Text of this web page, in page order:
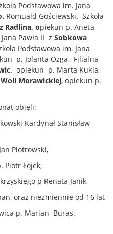
Podstawowa im. Jana
Romuald Gościewski, Szkoła
z Radlina, opiekun p. Aneta
Pawła II z Sobkowa
Podstawowa im. Jana
p. Jolanta Ozga, Filialna
opiekun p. Marta Kukla,
Woli Morawickiej, opiekun p.
objęli:
Kardynał Stanisław
Piotrowski,
Piotr Łojek,
p Renata Janik,
oraz niezmiennie od 16 lat
p. Marian Buras.